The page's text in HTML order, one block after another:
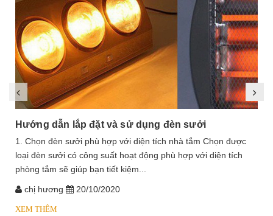
Hướng dẫn lắp đặt và sử dụng đèn sưởi
1. Chọn đèn sưởi phù hợp với diện tích nhà tắm Chọn được
loại đèn sưởi có công suất hoạt động phù hợp với diện tích
phòng tắm sẽ giúp bạn tiết kiệm...
chị hương 20/10/2020
XEM THÊM